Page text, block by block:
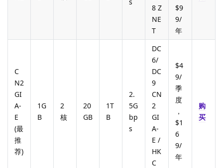
8 Z
NE
T
$9
9/
年
C
N2
GI
A-
E
(最
推
荐)
1G
B
2
核
20
GB
1T
B
2.
5G
bp
s
DC
6/
DC
9
CN
2
GI
A-
E /
HK
C
$4
9/
季
度
，
$1
6
9/
年
购
买